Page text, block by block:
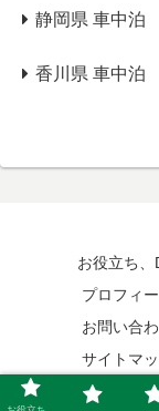
静岡県 車中泊
香川県 車中泊
お役立ち、
プロフィ
お問い合
サイトマ
© 2022 エブ